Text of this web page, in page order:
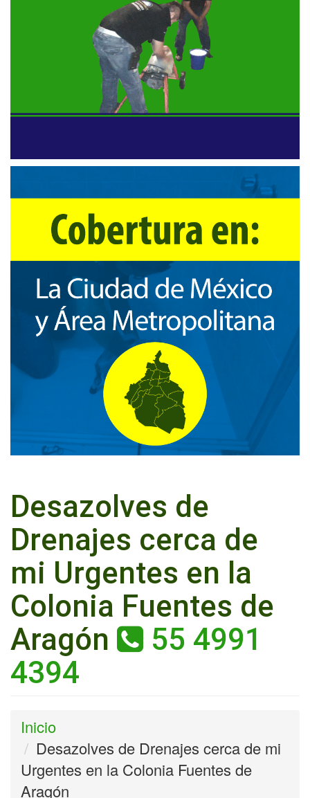
Desazolves de
Drenajes cerca de
mi Urgentes en la
Colonia Fuentes de
Aragón
55 4991
4394
Inicio
Desazolves de Drenajes cerca de mi
Urgentes en la Colonia Fuentes de
Aragón